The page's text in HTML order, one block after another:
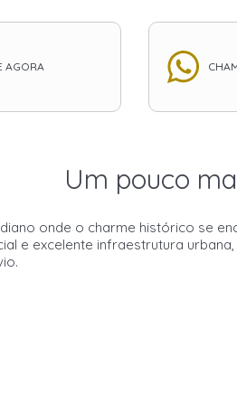
AGORA
Um pouco
onde o charme histórico se
e excelente infraestrutura